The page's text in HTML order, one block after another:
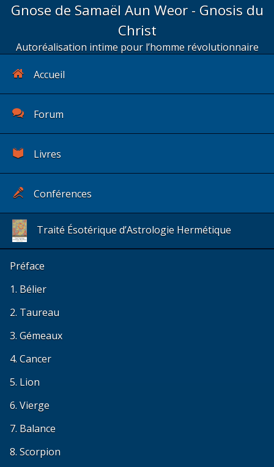
Gnose de Samaël Aun Weor - Gnosis du
Christ
Autoréalisation intime pour l’homme révolutionnaire
Accueil
Forum
Livres
Conférences
Traité Ésotérique d’Astrologie Hermétique
Préface
1. Bélier
2. Taureau
3. Gémeaux
4. Cancer
5. Lion
6. Vierge
7. Balance
8. Scorpion